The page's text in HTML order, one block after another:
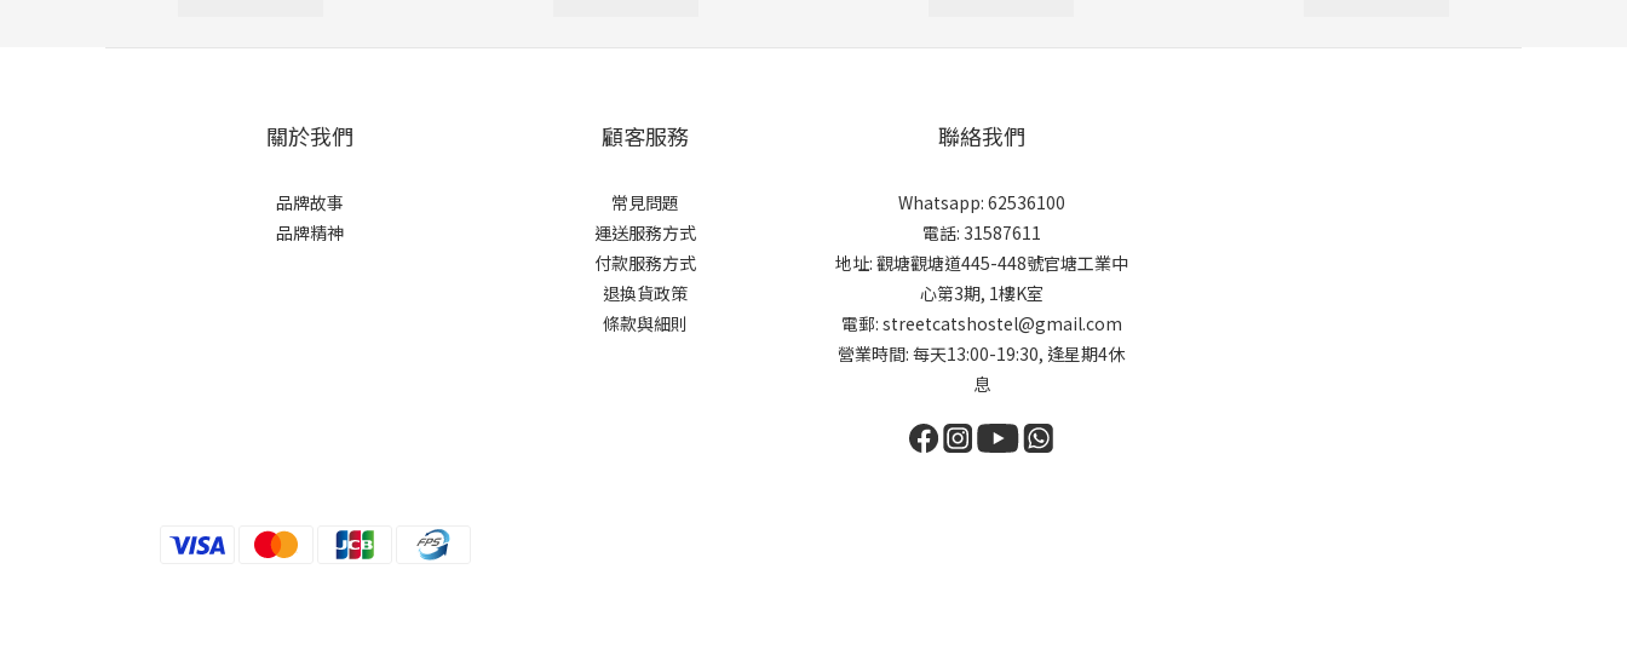
關於我們
品牌故事
品牌精神
顧客服務
常見問題
運送服務方式
付款服務方式
退換貨政策
條款與細則
聯絡我們
Whatsapp: 62536100
電話: 31587611
地址: 觀塘觀塘道445-448號官塘工業中
心第3期, 1樓K室
電郵: streetcatshostel@gmail.com
營業時間: 每天13:00-19:30, 逢星期4休
息